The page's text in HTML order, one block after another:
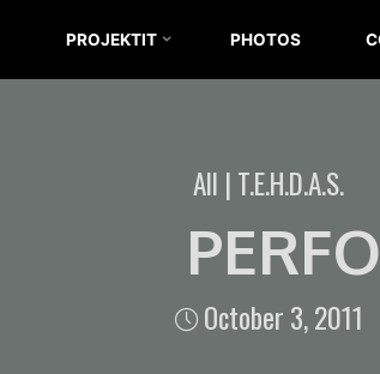
PROJEKTIT PHOTOS
All | T.E.H.D.A.S.
PERFO
October 3, 2011